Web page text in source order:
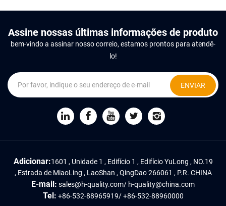
Assine nossas últimas informações de produto
bem-vindo a assinar nosso correio, estamos prontos para atendê-
lo!
ENVIAR
Adicionar:1601 , Unidade 1 , Edifício 1 , Edifício YuLong , NO.19
, Estrada de MiaoLing , LaoShan , QingDao 266061 , P.R. CHINA
E-mail: sales@h-quality.com/ h-quality@china.com
Tel: +86-532-88965919/+86-532-88960000